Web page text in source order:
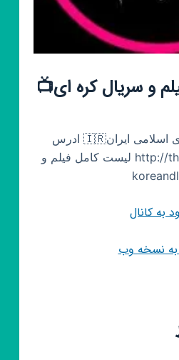
و سریال کره ای📺
🇮🇷تابع قوانین جمهوری اسلامی ایران🇮🇷 ادرس
وبسایت ما http://thaidrama.ir لیست کامل فیلم و
به کانال
به نسخه وب